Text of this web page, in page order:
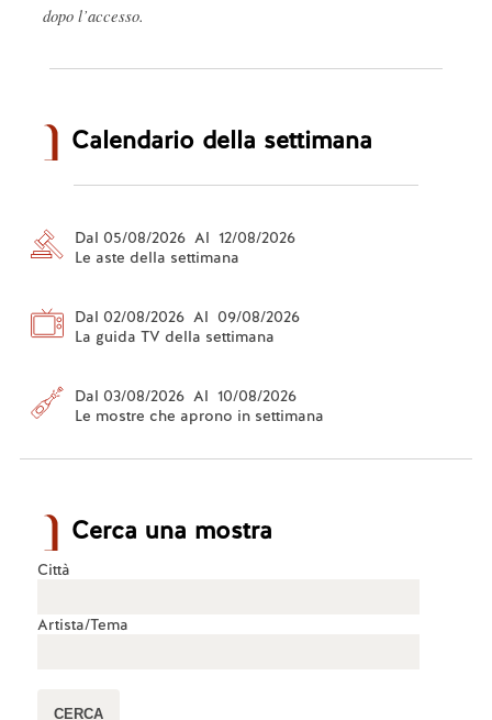
dopo l’accesso.
Calendario della settimana
Dal 05/08/2026 Al 12/08/2026
Le aste della settimana
Dal 02/08/2026 Al 09/08/2026
La guida TV della settimana
Dal 03/08/2026 Al 10/08/2026
Le mostre che aprono in settimana
Cerca una mostra
Città
Artista/Tema